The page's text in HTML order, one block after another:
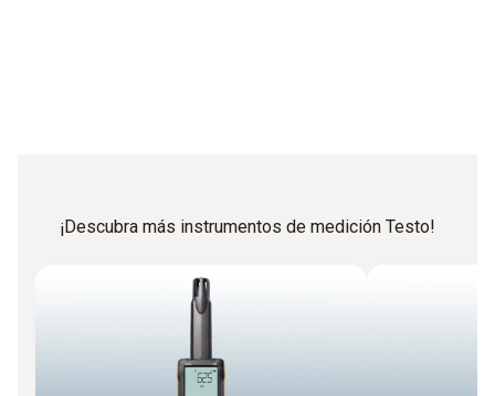
¡Descubra más instrumentos de medición Testo!